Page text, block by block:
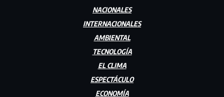
NACIONALES
INTERNACIONALES
AMBIENTAL
TECNOLOGÍA
EL CLIMA
ESPECTÁCULO
ECONOMÍA